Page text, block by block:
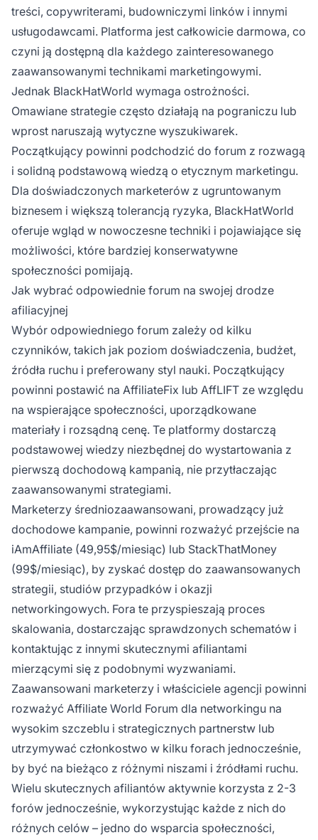
treści, copywriterami, budowniczymi linków i innymi
usługodawcami. Platforma jest całkowicie darmowa, co
czyni ją dostępną dla każdego zainteresowanego
zaawansowanymi technikami marketingowymi.
Jednak BlackHatWorld wymaga ostrożności.
Omawiane strategie często działają na pograniczu lub
wprost naruszają wytyczne wyszukiwarek.
Początkujący powinni podchodzić do forum z rozwagą
i solidną podstawową wiedzą o etycznym marketingu.
Dla doświadczonych marketerów z ugruntowanym
biznesem i większą tolerancją ryzyka, BlackHatWorld
oferuje wgląd w nowoczesne techniki i pojawiające się
możliwości, które bardziej konserwatywne
społeczności pomijają.
Jak wybrać odpowiednie forum na swojej drodze
afiliacyjnej
Wybór odpowiedniego forum zależy od kilku
czynników, takich jak poziom doświadczenia, budżet,
źródła ruchu i preferowany styl nauki. Początkujący
powinni postawić na AffiliateFix lub AffLIFT ze względu
na wspierające społeczności, uporządkowane
materiały i rozsądną cenę. Te platformy dostarczą
podstawowej wiedzy niezbędnej do wystartowania z
pierwszą dochodową kampanią, nie przytłaczając
zaawansowanymi strategiami.
Marketerzy średniozaawansowani, prowadzący już
dochodowe kampanie, powinni rozważyć przejście na
iAmAffiliate (49,95$/miesiąc) lub StackThatMoney
(99$/miesiąc), by zyskać dostęp do zaawansowanych
strategii, studiów przypadków i okazji
networkingowych. Fora te przyspieszają proces
skalowania, dostarczając sprawdzonych schematów i
kontaktując z innymi skutecznymi afiliantami
mierzącymi się z podobnymi wyzwaniami.
Zaawansowani marketerzy i właściciele agencji powinni
rozważyć Affiliate World Forum dla networkingu na
wysokim szczeblu i strategicznych partnerstw lub
utrzymywać członkostwo w kilku forach jednocześnie,
by być na bieżąco z różnymi niszami i źródłami ruchu.
Wielu skutecznych afiliantów aktywnie korzysta z 2-3
forów jednocześnie, wykorzystując każde z nich do
różnych celów – jedno do wsparcia społeczności,